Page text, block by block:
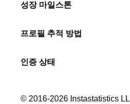
성장 마일스톤
프로필 추적 방법
인증 상태
© 2016-2026 Instastatistics